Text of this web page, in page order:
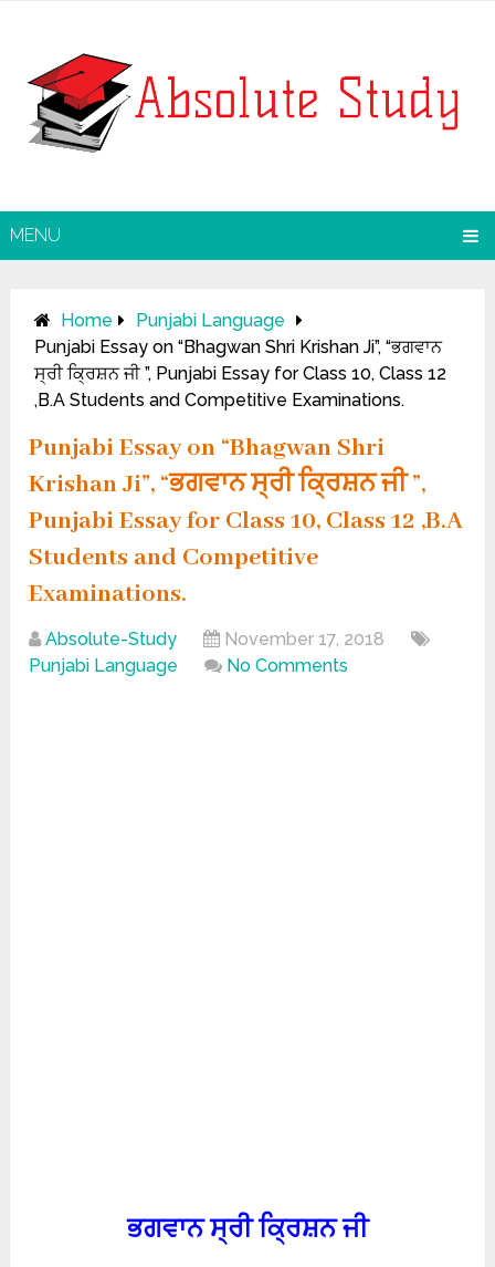
MENU
Home
Punjabi Language
Punjabi Essay on “Bhagwan Shri Krishan Ji”, “ਭਗਵਾਨ
ਸ੍ਰੀ ਕ੍ਰਿਸ਼ਨ ਜੀ ”, Punjabi Essay for Class 10, Class 12
,B.A Students and Competitive Examinations.
Punjabi Essay on “Bhagwan Shri
Krishan Ji”, “ਭਗਵਾਨ ਸ੍ਰੀ ਕ੍ਰਿਸ਼ਨ ਜੀ ”,
Punjabi Essay for Class 10, Class 12 ,B.A
Students and Competitive
Examinations.
Absolute-Study
November 17, 2018
Punjabi Language
No Comments
ਭਗਵਾਨ ਸ੍ਰੀ ਕ੍ਰਿਸ਼ਨ ਜੀ